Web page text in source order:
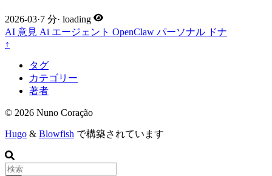
2026-03·7 分· loading
AI 意見 Ai エージェント OpenClaw パーソナル ドナ
↑
タグ
カテゴリー
著者
© 2026 Nuno Coração
Hugo & Blowfish で構築されています